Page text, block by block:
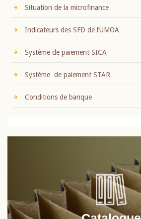
Situation de la microfinance
Indicateurs des SFD de l’UMOA
Système de paiement SICA
Système de paiement STAR
Conditions de banque